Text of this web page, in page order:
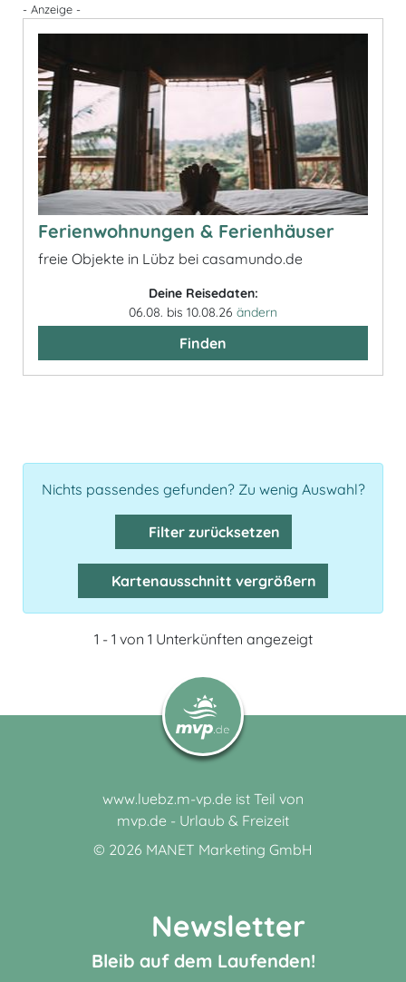
- Anzeige -
Ferienwohnungen & Ferienhäuser
freie Objekte in Lübz bei casamundo.de
Deine Reisedaten:
06.08. bis 10.08.26 ändern
Finden
Nichts passendes gefunden? Zu wenig Auswahl?
Filter zurücksetzen
Kartenausschnitt vergrößern
1 - 1 von 1 Unterkünften angezeigt
www.luebz.m-vp.de ist Teil von
mvp.de - Urlaub & Freizeit
© 2026 MANET Marketing GmbH
Newsletter
Bleib auf dem Laufenden!